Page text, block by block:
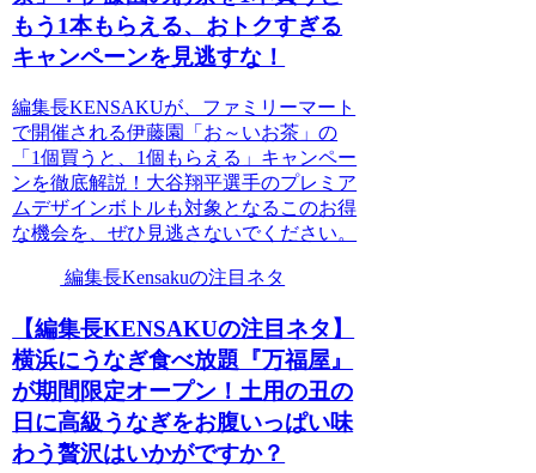
もう1本もらえる、おトクすぎる
キャンペーンを見逃すな！
編集長KENSAKUが、ファミリーマート
で開催される伊藤園「お～いお茶」の
「1個買うと、1個もらえる」キャンペー
ンを徹底解説！大谷翔平選手のプレミア
ムデザインボトルも対象となるこのお得
な機会を、ぜひ見逃さないでください。
編集長Kensakuの注目ネタ
【編集長KENSAKUの注目ネタ】
横浜にうなぎ食べ放題『万福屋』
が期間限定オープン！土用の丑の
日に高級うなぎをお腹いっぱい味
わう贅沢はいかがですか？